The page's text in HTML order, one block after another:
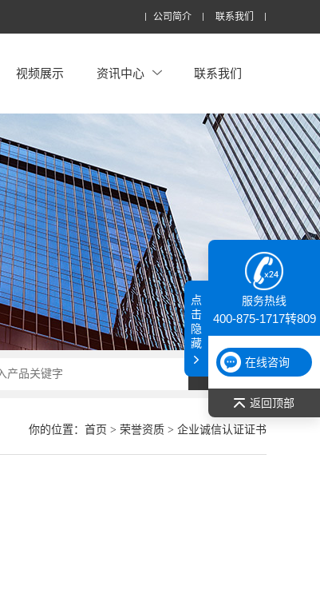
公司简介 联系我们
视频展示 资讯中心 联系我们
你的位置： 首页 > 荣誉资质> 企业诚信认证证书
服务热线
400-875-1717转809
在线咨询
返回顶部
点
击
隐
藏